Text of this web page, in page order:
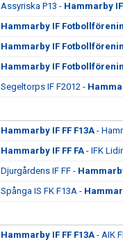
Assyriska P13 - Hammarby
Hammarby IF
Hammarby IF
Hammarby IF
Segeltorps IF F2012 -
Hammarby IF FF F13A -
Hammarby IF FF FA - IFK
Djurgårdens IF FF -
Spånga IS FK F13A -
Hammarby IF FF F13A - AIK